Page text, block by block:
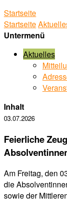
Startseite
Startseite
Untermenü
Aktuelles
Inhalt
03.07.2026
Feierliche
Am Freitag, den
die
sowie der